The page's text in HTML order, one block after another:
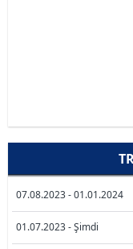
07.08.2023 - 01.01.2024
01.07.2023 - Şimdi